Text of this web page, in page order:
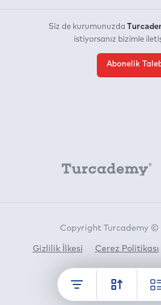
Siz de kurumunuzda
istiyorsanız bizimle
Abonelik
Copyright Turcademy ©
Gizlilik İlkesi Çerez Politikası
crafted by